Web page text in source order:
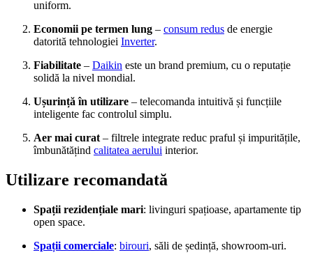
uniform.
Economii pe termen lung – consum redus de energie
datorită tehnologiei Inverter.
Fiabilitate – Daikin este un brand premium, cu o reputație
solidă la nivel mondial.
Ușurință în utilizare – telecomanda intuitivă și funcțiile
inteligente fac controlul simplu.
Aer mai curat – filtrele integrate reduc praful și impuritățile,
îmbunătățind calitatea aerului interior.
Utilizare recomandată
Spații rezidențiale mari: livinguri spațioase, apartamente tip
open space.
Spații comerciale: birouri, săli de ședință, showroom-uri.